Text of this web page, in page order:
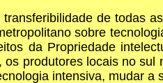
de todas
sobre
da Propriedade
produtores locais no sul
intensiva, mudar a